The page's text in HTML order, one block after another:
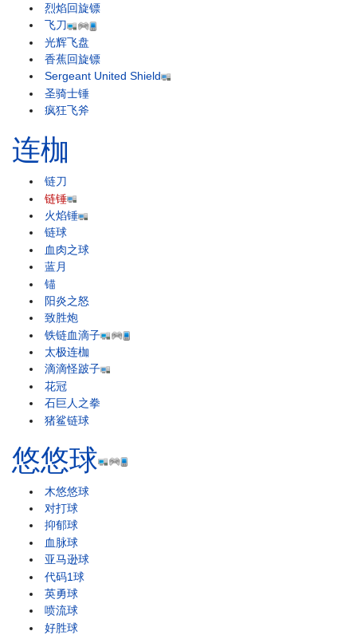
烈焰回旋镖
飞刀
光辉飞盘
香蕉回旋镖
Sergeant United Shield
圣骑士锤
疯狂飞斧
连枷
链刀
链锤
火焰锤
链球
血肉之球
蓝月
锚
阳炎之怒
致胜炮
铁链血滴子
太极连枷
滴滴怪跛子
花冠
石巨人之拳
猪鲨链球
悠悠球
木悠悠球
对打球
抑郁球
血脉球
亚马逊球
代码1球
英勇球
喷流球
好胜球